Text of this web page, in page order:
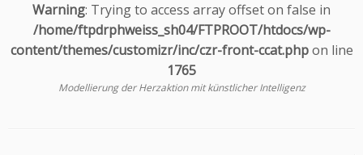
Warning: Trying to access array offset on false in
/home/ftpdrphweiss_sh04/FTPROOT/htdocs/wp-
content/themes/customizr/inc/czr-front-ccat.phpon line
1765
Modellierung der Herzaktion mit künstlicher Intelligenz